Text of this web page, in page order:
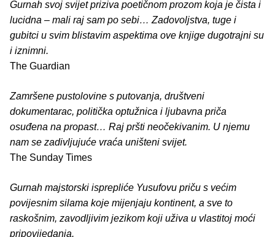
Gurnah svoj svijet priziva poetičnom prozom koja je čista i
lucidna – mali raj sam po sebi… Zadovoljstva, tuge i
gubitci u svim blistavim aspektima ove knjige dugotrajni su
i iznimni.
The Guardian
Zamršene pustolovine s putovanja, društveni
dokumentarac, politička optužnica i ljubavna priča
osuđena na propast… Raj pršti neočekivanim. U njemu
nam se zadivljujuće vraća uništeni svijet.
The Sunday Times
Gurnah majstorski isprepliće Yusufovu priču s većim
povijesnim silama koje mijenjaju kontinent, a sve to
raskošnim, zavodljivim jezikom koji uživa u vlastitoj moći
pripovijedanja.